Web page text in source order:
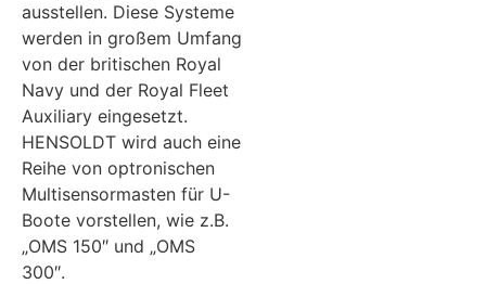
ausstellen. Diese Systeme
werden in großem Umfang
von der britischen Royal
Navy und der Royal Fleet
Auxiliary eingesetzt.
HENSOLDT wird auch eine
Reihe von optronischen
Multisensormasten für U-
Boote vorstellen, wie z.B.
„OMS 150″ und „OMS
300″.